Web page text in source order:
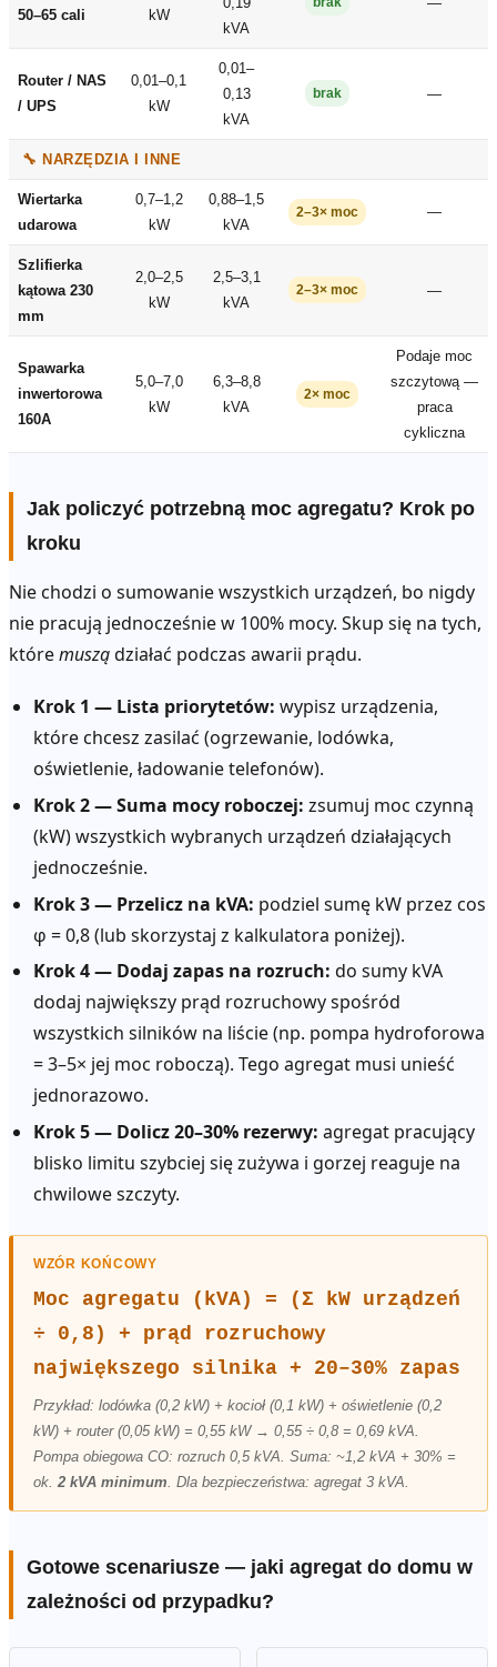
50–65 cali kW
kVA
Router / NAS
/ UPS
0,01–0,1
kW
0,01–
0,13
kVA
brak —
🔧 NARZĘDZIA I INNE
Wiertarka
udarowa
0,7–1,2
kW
0,88–1,5
kVA
2–3× moc —
Szlifierka
kątowa 230
mm
2,0–2,5
kW
2,5–3,1
kVA
2–3× moc —
Spawarka
inwertorowa
160A
5,0–7,0
kW
6,3–8,8
kVA
2× moc
Podaje moc
szczytową —
praca
cykliczna
Jak policzyć potrzebną moc agregatu? Krok po
kroku
Nie chodzi o sumowanie wszystkich urządzeń, bo nigdy
nie pracują jednocześnie w 100% mocy. Skup się na tych,
któremusządziałać podczas awarii prądu.
Krok 1 — Lista priorytetów: wypisz urządzenia,
które chcesz zasilać (ogrzewanie, lodówka,
oświetlenie, ładowanie telefonów).
Krok 2 — Suma mocy roboczej: zsumuj moc czynną
(kW) wszystkich wybranych urządzeń działających
jednocześnie.
Krok 3 — Przelicz na kVA: podziel sumę kW przez cos
φ = 0,8 (lub skorzystaj z kalkulatora poniżej).
Krok 4 — Dodaj zapas na rozruch: do sumy kVA
dodaj największy prąd rozruchowy spośród
wszystkich silników na liście (np. pompa hydroforowa
= 3–5× jej moc roboczą). Tego agregat musi unieść
jednorazowo.
Krok 5 — Dolicz 20–30% rezerwy: agregat pracujący
blisko limitu szybciej się zużywa i gorzej reaguje na
chwilowe szczyty.
WZÓR KOŃCOWY
Moc agregatu (kVA) = (Σ kW urządzeń
÷ 0,8) + prąd rozruchowy
największego silnika + 20–30% zapas
Przykład: lodówka (0,2 kW) + kocioł (0,1 kW) + oświetlenie (0,2
kW) + router (0,05 kW) = 0,55 kW → 0,55 ÷ 0,8 = 0,69 kVA.
Pompa obiegowa CO: rozruch 0,5 kVA. Suma: ~1,2 kVA + 30% =
ok. 2 kVA minimum . Dla bezpieczeństwa: agregat 3 kVA.
Gotowe scenariusze — jaki agregat do domu w
zależności od przypadku?